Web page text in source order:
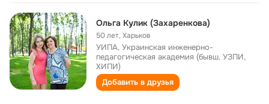
Ольга Кулик (Захаренкова)
50 лет,Харьков
УИПА, Украинская инженерно-
педагогическая академия (бывш. УЗПИ,
ХИПИ)
Добавить в друзья